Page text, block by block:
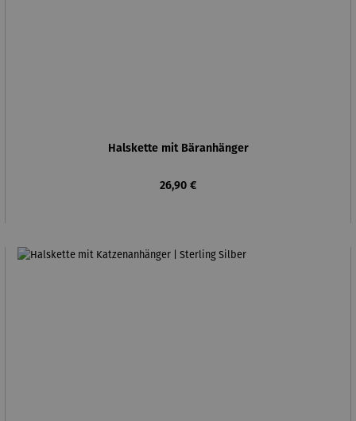
Halskette mit Bäranhänger
Regulärer Preis:
26,90 €